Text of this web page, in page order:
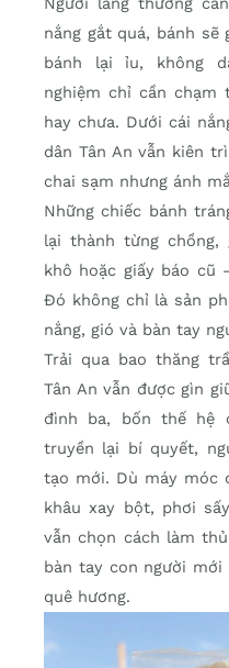
nắng gắt quá, bánh sẽ
bánh lại ỉu, không
nghiệm chỉ cần
hay chưa. Dưới cái
dân Tân An vẫn kiên
chai sạm nhưng ánh
Những chiếc bánh
lại thành từng
khô hoặc giấy báo cũ
Đó không chỉ là sản
nắng, gió và bàn tay
Trải qua bao thăng
Tân An vẫn được gìn
đình ba, bốn thế hệ
truyền lại bí quyết,
tạo mới. Dù máy móc
khâu xay bột, phơi
vẫn chọn cách làm
bàn tay con người
quê hương.